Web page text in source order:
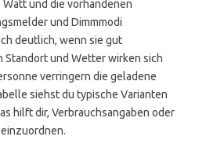
und die vorhandenen
und Dimmmodi
deutlich, wenn sie gut
Standort und Wetter wirken sich
verringern die geladene
siehst du typische Varianten
hilft dir, Verbrauchsangaben oder